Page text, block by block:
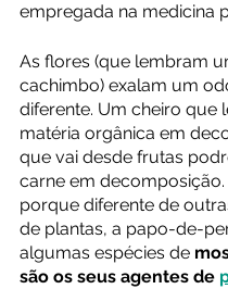
empregada na medicina
As flores (que lembram
cachimbo) exalam um
diferente. Um cheiro que
matéria orgânica em
que vai desde frutas
carne em
porque diferente de
de plantas, a papo-de-
algumas espécies de
são os seus agentes de